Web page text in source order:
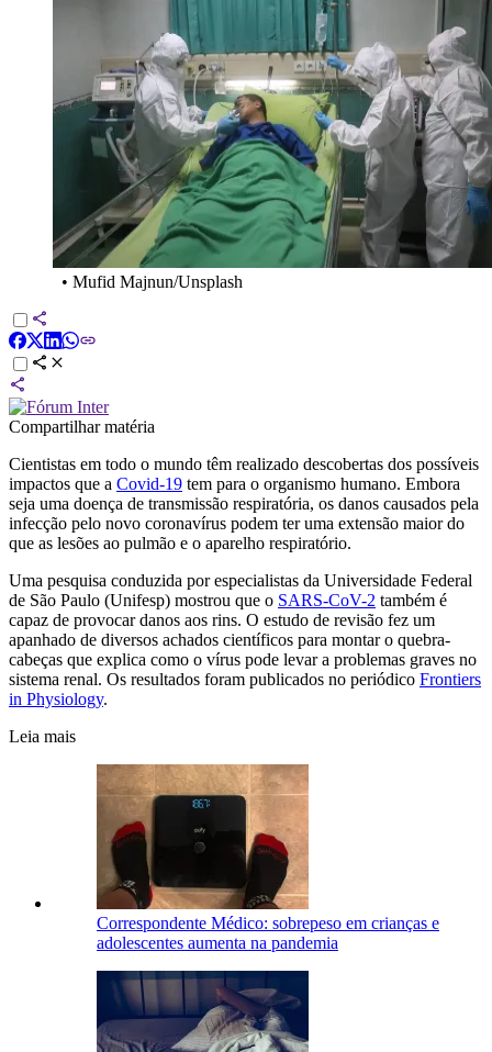
• Mufid Majnun/Unsplash
Compartilhar matéria
Cientistas em todo o mundo têm realizado descobertas dos possíveis
impactos que a Covid-19 tem para o organismo humano. Embora
seja uma doença de transmissão respiratória, os danos causados pela
infecção pelo novo coronavírus podem ter uma extensão maior do
que as lesões ao pulmão e o aparelho respiratório.
Uma pesquisa conduzida por especialistas da Universidade Federal
de São Paulo (Unifesp) mostrou que o SARS-CoV-2 também é
capaz de provocar danos aos rins. O estudo de revisão fez um
apanhado de diversos achados científicos para montar o quebra-
cabeças que explica como o vírus pode levar a problemas graves no
sistema renal. Os resultados foram publicados no periódico Frontiers
in Physiology.
Leia mais
Correspondente Médico: sobrepeso em crianças e
adolescentes aumenta na pandemia